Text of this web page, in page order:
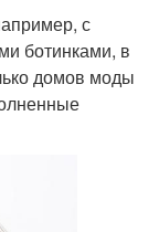
с
ботинками, в
домов моды